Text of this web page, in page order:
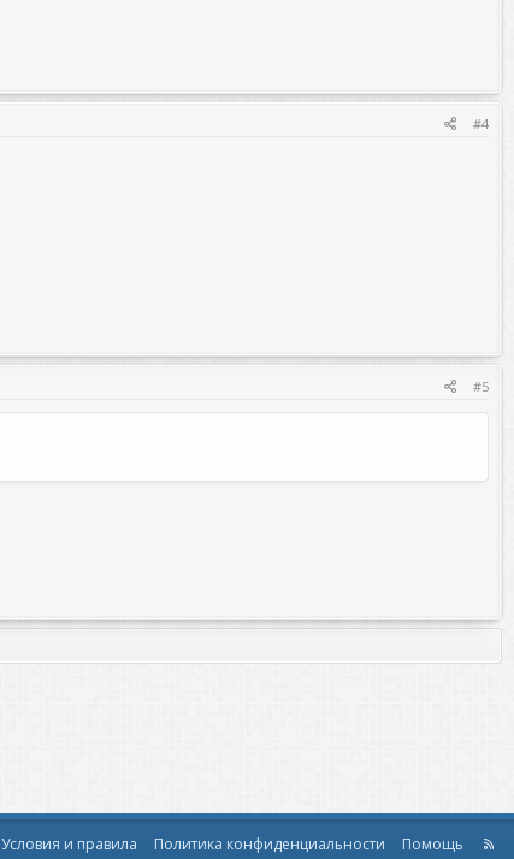
#4
#5
Условия и правила Политика конфиденциальности Помощь
R